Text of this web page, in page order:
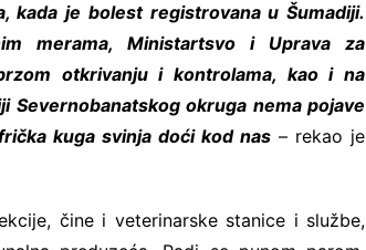
kada je bolest registrovana u Šumadiji.
merama, Ministartsvo i Uprava za
otkrivanju i kontrolama, kao i na
Severnobanatskog okruga nema pojave
kuga svinja doći kod nas – rekao je
čine i veterinarske stanice i službe,